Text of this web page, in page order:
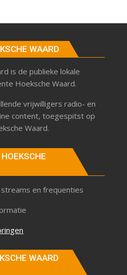
WAARD
is de publieke lokale
Hoeksche Waard.
vrijwilligers radio- en
content, toegespitst op
Waard.
streams en frequenties
WAARD